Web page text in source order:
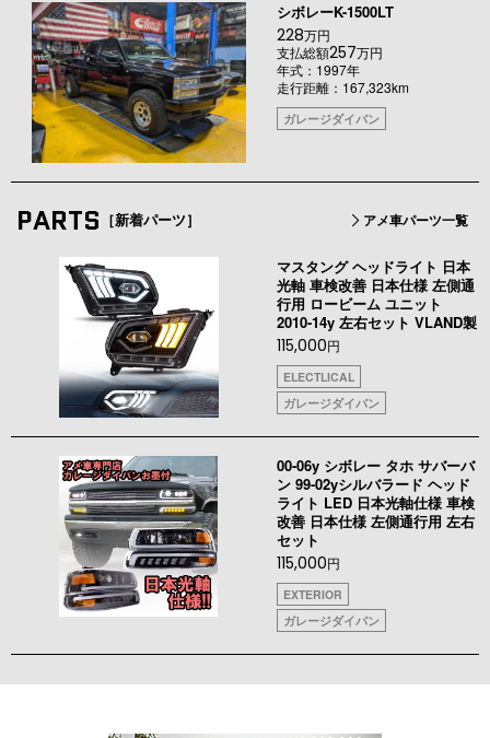
シボレーK-1500LT
228万円
支払総額257万円
年式：1997年
走行距離：167,323km
ガレージダイバン
PARTS ［新着パーツ］ アメ車パーツ一覧
マスタング ヘッドライト 日本
光軸 車検改善 日本仕様 左側通
行用 ロービーム ユニット
2010-14y 左右セット VLAND製
115,000円
ELECTLICAL
ガレージダイバン
00-06y シボレー タホ サバーバ
ン 99-02yシルバラード ヘッド
ライト LED 日本光軸仕様 車検
改善 日本仕様 左側通行用 左右
セット
115,000円
EXTERIOR
ガレージダイバン